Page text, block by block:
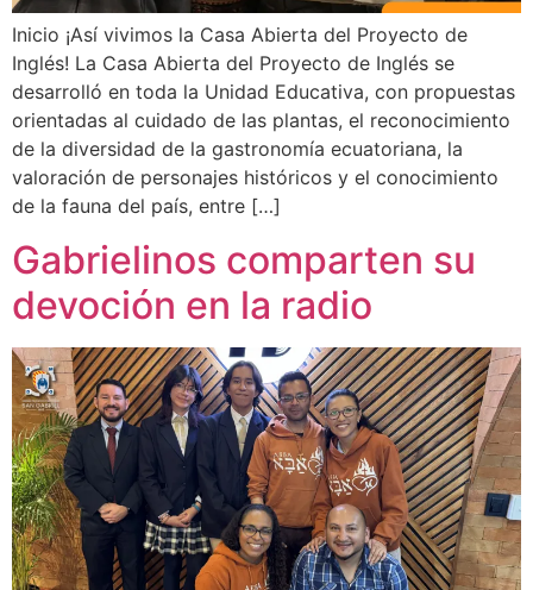
Inicio ¡Así vivimos la Casa Abierta del Proyecto de
Inglés! La Casa Abierta del Proyecto de Inglés se
desarrolló en toda la Unidad Educativa, con propuestas
orientadas al cuidado de las plantas, el reconocimiento
de la diversidad de la gastronomía ecuatoriana, la
valoración de personajes históricos y el conocimiento
de la fauna del país, entre […]
Gabrielinos comparten su
devoción en la radio